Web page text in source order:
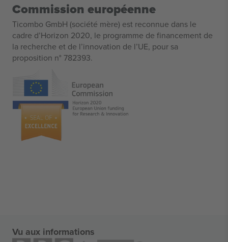
Commission européenne
Ticombo GmbH (société mère) est reconnue dans le
cadre d’Horizon 2020, le programme de financement de
la recherche et de l’innovation de l’UE, pour sa
proposition n° 782393.
Vu aux informations